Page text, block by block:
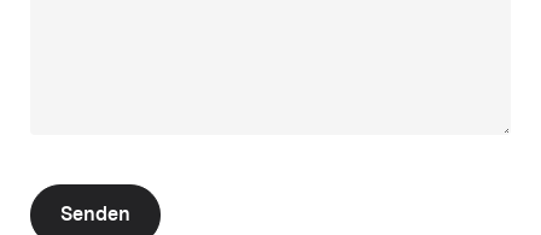
Senden